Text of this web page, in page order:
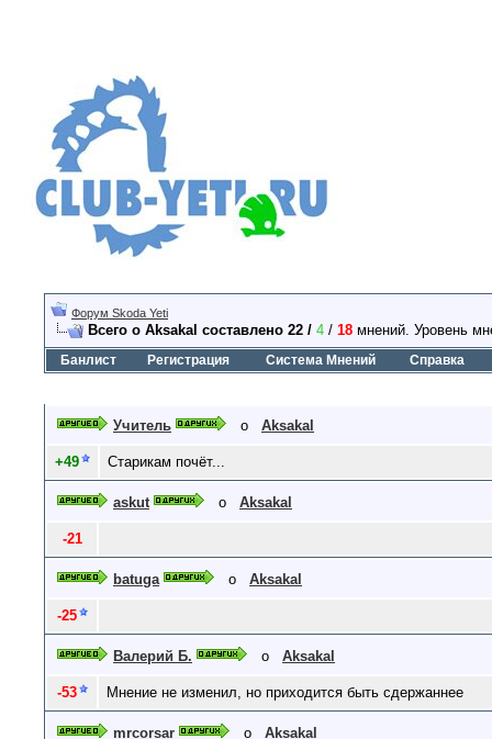
Форум Skoda Yeti
Всего о Aksakal составлено 22 / 4 / 18 мнений. Уровень
Банлист Регистрация Система Мнений Справка
Учитель о Aksakal
+49 Старикам почёт...
askut о Aksakal
-21
batuga о Aksakal
-25
Валерий Б. о Aksakal
-53 Мнение не изменил, но приходится быть сдержаннее
mrcorsar о Aksakal